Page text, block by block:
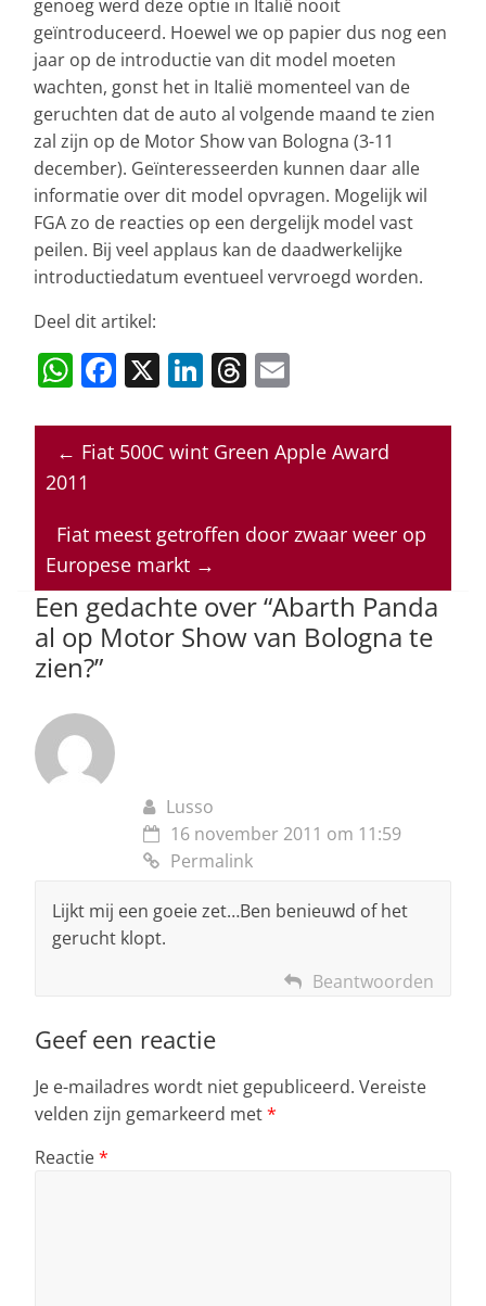
genoeg werd deze optie in Italië nooit
geïntroduceerd. Hoewel we op papier dus nog een
jaar op de introductie van dit model moeten
wachten, gonst het in Italië momenteel van de
geruchten dat de auto al volgende maand te zien
zal zijn op de Motor Show van Bologna (3-11
december). Geïnteresseerden kunnen daar alle
informatie over dit model opvragen. Mogelijk wil
FGA zo de reacties op een dergelijk model vast
peilen. Bij veel applaus kan de daadwerkelijke
introductiedatum eventueel vervroegd worden.
Deel dit artikel:
W
at
s
p
p
F
c
e
o
o
k
X Li
k
e
n
T
re
a
s
ai
l
← Fiat 500C wint Green Apple Award
2011
Fiat meest getroffen door zwaar weer op
Europese markt →
Een gedachte over “Abarth Panda
al op Motor Show van Bologna te
zien?”
Lusso
16 november 2011 om 11:59
Permalink
Lijkt mij een goeie zet…Ben benieuwd of het
gerucht klopt.
Beantwoorden
Geef een reactie
Je e-mailadres wordt niet gepubliceerd. Vereiste
velden zijn gemarkeerd met*
Reactie*